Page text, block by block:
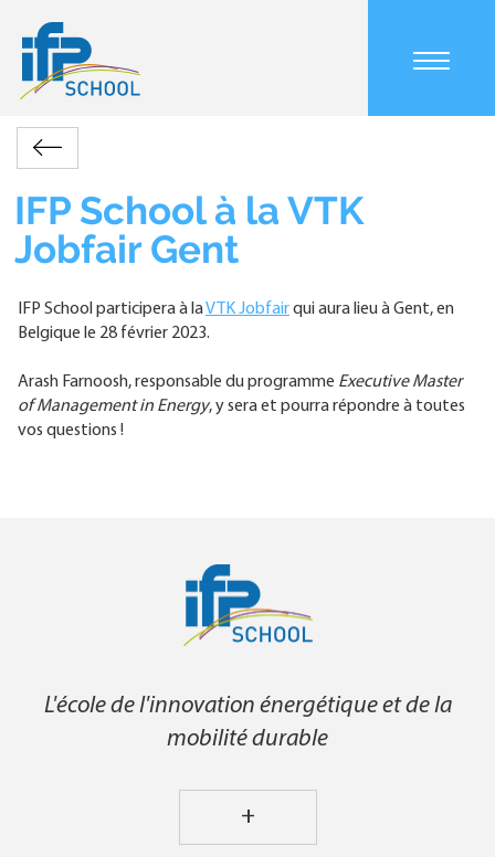
Main
navigation
mobile
Fil
d'Ariane
Accueil
Actualités
Retour
la
VTK
Jobfair
IFP School à la VTK
Jobfair Gent
IFP School participera à laVTK Jobfairqui aura lieu à Gent, en
Belgique le 28 février 2023.
Arash Farnoosh, responsable du programme Executive Master
of Management in Energy, y sera et pourra répondre à toutes
vos questions !
L'école de l'innovation énergétique et de la
mobilité durable
+